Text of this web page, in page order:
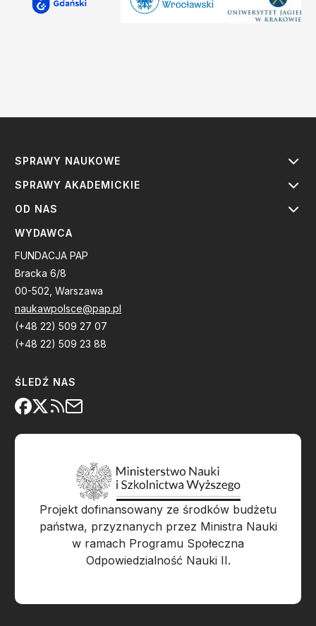
SPRAWY NAUKOWE
SPRAWY AKADEMICKIE
OD NAS
WYDAWCA
FUNDACJA PAP
Bracka 6/8
00-502, Warszawa
naukawpolsce@pap.pl
(+48 22) 509 27 07
(+48 22) 509 23 88
ŚLEDŹ NAS
Projekt dofinansowany ze środków budżetu
państwa, przyznanych przez Ministra Nauki
w ramach Programu Społeczna
Odpowiedzialność Nauki II.